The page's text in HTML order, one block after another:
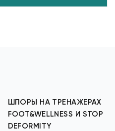
ШПОРЫ НА ТРЕНАЖЕРАХ
FOOT&WELLNESS И STOP
DEFORMITY